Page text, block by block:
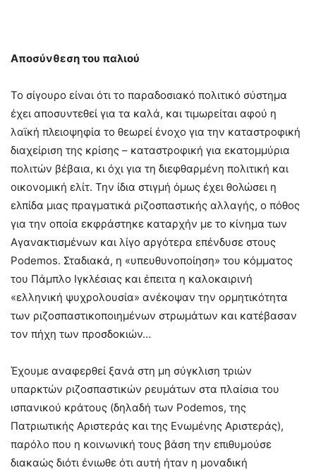
Αποσύνθεση του παλιού
Το σίγουρο είναι ότι το παραδοσιακό πολιτικό σύστημα
έχει αποσυντεθεί για τα καλά, και τιμωρείται αφού η
λαϊκή πλειοψηφία το θεωρεί ένοχο για την καταστροφική
διαχείριση της κρίσης – καταστροφική για εκατομμύρια
πολιτών βέβαια, κι όχι για τη διεφθαρμένη πολιτική και
οικονομική ελίτ. Την ίδια στιγμή όμως έχει θολώσει η
ελπίδα μιας πραγματικά ριζοσπαστικής αλλαγής, ο πόθος
για την οποία εκφράστηκε καταρχήν με το κίνημα των
Αγανακτισμένων και λίγο αργότερα επένδυσε στους
Podemos. Σταδιακά, η «υπευθυνοποίηση» του κόμματος
του Πάμπλο Ιγκλέσιας και έπειτα η καλοκαιρινή
«ελληνική ψυχρολουσία» ανέκοψαν την ορμητικότητα
των ριζοσπαστικοποιημένων στρωμάτων και κατέβασαν
τον πήχη των προσδοκιών…
Έχουμε αναφερθεί ξανά στη μη σύγκλιση τριών
υπαρκτών ριζοσπαστικών ρευμάτων στα πλαίσια του
ισπανικού κράτους (δηλαδή των Podemos, της
Πατριωτικής Αριστεράς και της Ενωμένης Αριστεράς),
παρόλο που η κοινωνική τους βάση την επιθυμούσε
διακαώς διότι ένιωθε ότι αυτή ήταν η μοναδική